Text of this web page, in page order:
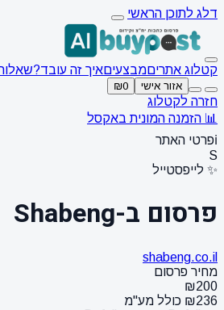
דלג לתוכן הראשי
קטלוג אתריםמבצעיםאיך זה עובד?
אזור אישי ₪0
חזרה לקטלוג
📊 הזמנה המונית באקסל
ℹ️פרטי האתר
S
✨ לייפסטייל
פרסום ב-Shabeng
shabeng.co.il
מחיר פרסום
₪200
₪236 כולל מע"מ